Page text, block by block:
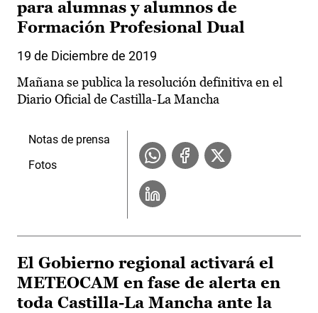
para alumnas y alumnos de
Formación Profesional Dual
19 de Diciembre de 2019
Mañana se publica la resolución definitiva en el
Diario Oficial de Castilla-La Mancha
Notas de prensa
Fotos
El Gobierno regional activará el
METEOCAM en fase de alerta en
toda Castilla-La Mancha ante la